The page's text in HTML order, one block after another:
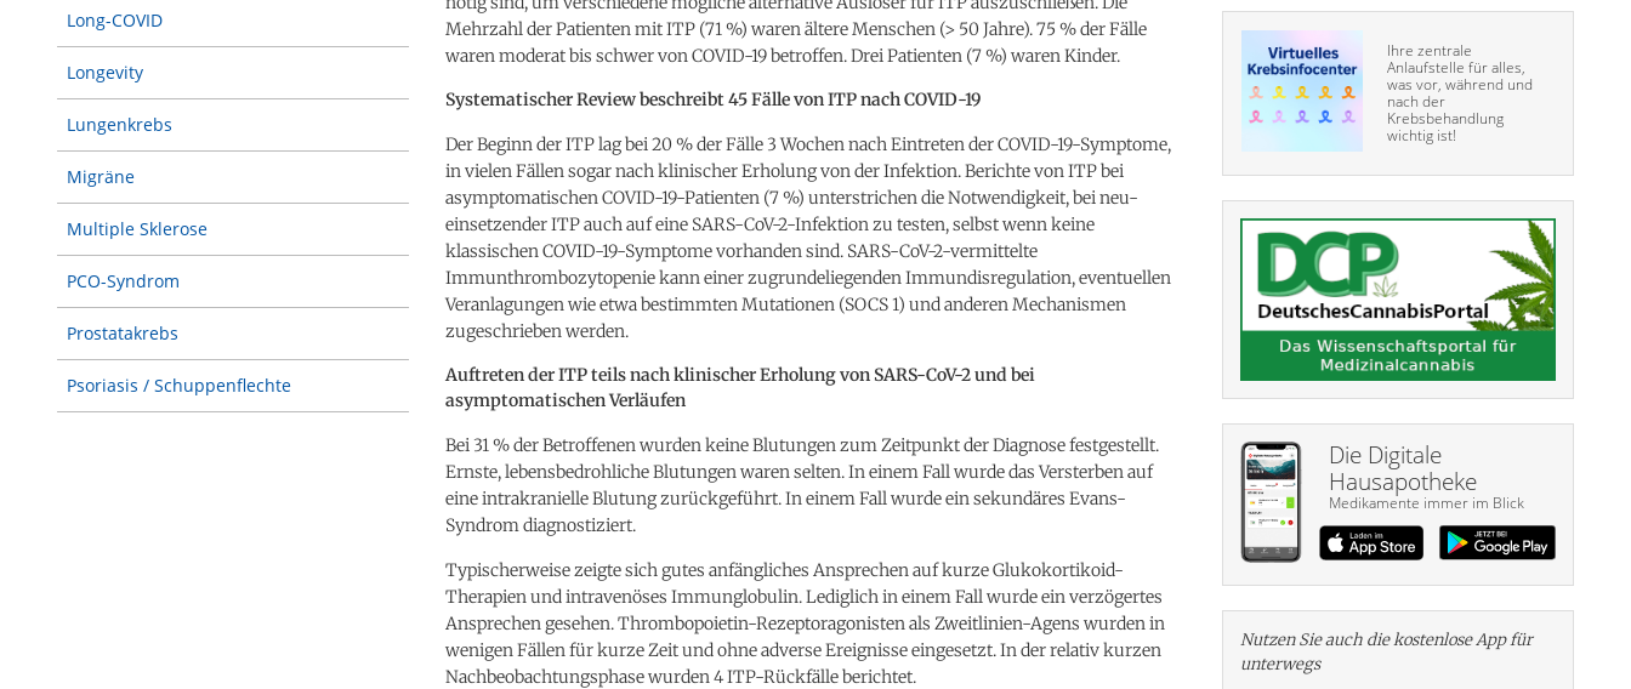
Long-COVID
Longevity
Lungenkrebs
Migräne
Multiple Sklerose
PCO-Syndrom
Prostatakrebs
Psoriasis / Schuppenflechte
Mehrzahl der Patienten mit ITP (71 %) waren ältere Menschen (> 50 Jahre). 75 % der Fälle
waren moderat bis schwer von COVID-19 betroffen. Drei Patienten (7 %) waren Kinder.
Systematischer Review beschreibt 45 Fälle von ITP nach COVID-19
Der Beginn der ITP lag bei 20 % der Fälle 3 Wochen nach Eintreten der COVID-19-Symptome,
in vielen Fällen sogar nach klinischer Erholung von der Infektion. Berichte von ITP bei
asymptomatischen COVID-19-Patienten (7 %) unterstrichen die Notwendigkeit, bei neu-
einsetzender ITP auch auf eine SARS-CoV-2-Infektion zu testen, selbst wenn keine
klassischen COVID-19-Symptome vorhanden sind. SARS-CoV-2-vermittelte
Immunthrombozytopenie kann einer zugrundeliegenden Immundisregulation, eventuellen
Veranlagungen wie etwa bestimmten Mutationen (SOCS 1) und anderen Mechanismen
zugeschrieben werden.
Auftreten der ITP teils nach klinischer Erholung von SARS-CoV-2 und bei
asymptomatischen Verläufen
Bei 31 % der Betroffenen wurden keine Blutungen zum Zeitpunkt der Diagnose festgestellt.
Ernste, lebensbedrohliche Blutungen waren selten. In einem Fall wurde das Versterben auf
eine intrakranielle Blutung zurückgeführt. In einem Fall wurde ein sekundäres Evans-
Syndrom diagnostiziert.
Typischerweise zeigte sich gutes anfängliches Ansprechen auf kurze Glukokortikoid-
Therapien und intravenöses Immunglobulin. Lediglich in einem Fall wurde ein verzögertes
Ansprechen gesehen. Thrombopoietin-Rezeptoragonisten als Zweitlinien-Agens wurden in
wenigen Fällen für kurze Zeit und ohne adverse Ereignisse eingesetzt. In der relativ kurzen
Nachbeobachtungsphase wurden 4 ITP-Rückfälle berichtet.
Ihre zentrale
Anlaufstelle für alles,
was vor, während und
nach der
Krebsbehandlung
wichtig ist!
Die Digitale
Hausapotheke
Medikamente immer im Blick
Nutzen Sie auch die kosten­lose App für
unterwegs